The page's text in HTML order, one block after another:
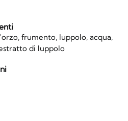
frumento, luppolo, acqua,
di luppolo